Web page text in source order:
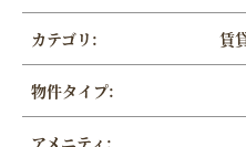
カテゴリ: 賃
物件タイプ: